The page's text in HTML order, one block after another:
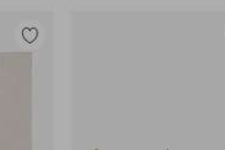
Legg